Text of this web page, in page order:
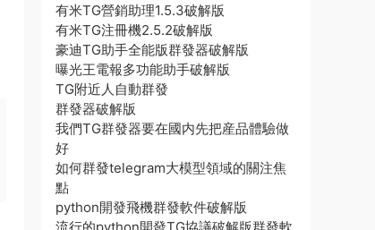
有米TG營銷助理1.5.3破解版
有米TG注冊機2.5.2破解版
豪迪TG助手全能版群發器破解版
曝光王電報多功能助手破解版
TG附近人自動群發
群發器破解版
我們TG群發器要在國内先把産品體驗做
好
如何群發telegram大模型領域的關注焦
點
python開發飛機群發軟件破解版